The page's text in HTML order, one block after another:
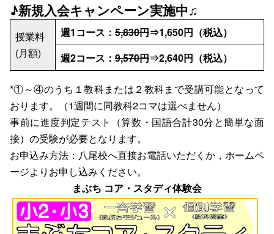
♪新規入会キャンペーン実施中♫
授業料
(月額)
週1コース： 5,830円⇒1,650円（税込）
週2コース： 9,570円⇒2,640円 （税込）
*①～④のうち１教科または２教科まで受講可能となって
おります。（1週間に同教科2コマは選べません）
事前に進度判定テスト（算数・国語合計30分と簡単な面
接）の受験が必要となります。
お申込み方法：八尾校へ直接お電話いただくか，ホームペ
ージよりお申し込みください。
まぶち コア・スタディ体験会